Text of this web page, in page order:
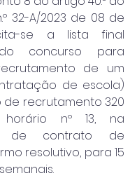
32-A/2023 de 08 de
se a lista final
concurso para
de um
de escola)
recrutamento 320
horário nº 13, na
de contrato de
resolutivo, para 15